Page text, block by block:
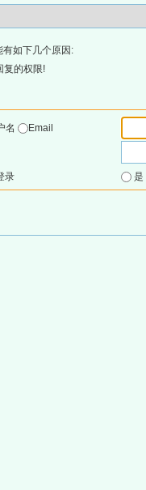
如下几个原因:
复的权限!
名
Email
录